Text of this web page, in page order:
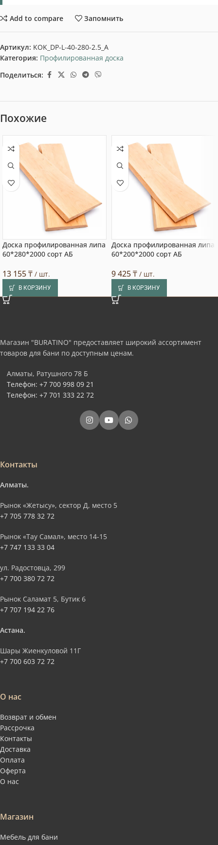
Add to compare Запомнить
Артикул: KOK_DP-L-40-280-2.5_A
Категория: Профилированная доска
Поделиться:
Похожие
Доска профилированная липа
60*280*2000 сорт АБ
13 155₸ / шт.
В КОРЗИНУ
Доска профилированная липа
60*200*2000 сорт АБ
9 425₸ / шт.
В КОРЗИНУ
Магазин "BURATINO" предоставляет широкий ассортимент
товаров для бани по доступным ценам.
Алматы, Ратушного 78 Б
Телефон: +7 700 998 09 21
Телефон: +7 701 333 22 72
Контакты
Алматы.
Рынок «Жетысу», сектор Д, место 5
+7 705 778 32 72
Рынок «Тау Самал», место 14-15
+7 747 133 33 04
ул. Радостовца, 299
+7 700 380 72 72
Рынок Саламат 5, Бутик 6
+7 707 194 22 76
Астана.
Шары Жиенкуловой 11Г
+7 700 603 72 72
О нас
Возврат и обмен
Рассрочка
Контакты
Доставка
Оплата
Оферта
О нас
Магазин
Мебель для бани